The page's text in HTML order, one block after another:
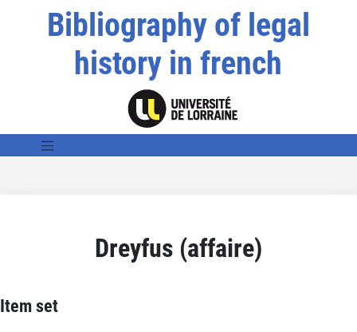
Bibliography of legal
history in french
Dreyfus (affaire)
Item set